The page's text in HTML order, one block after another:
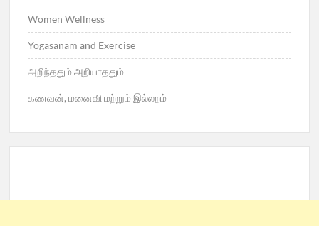
Women Wellness
Yogasanam and Exercise
அறிந்ததும் அறியாததும்
கணவன், மனைவி மற்றும் இல்லறம்